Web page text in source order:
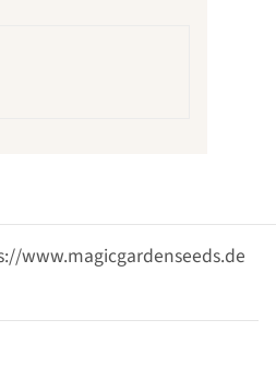
www.magicgardenseeds.de